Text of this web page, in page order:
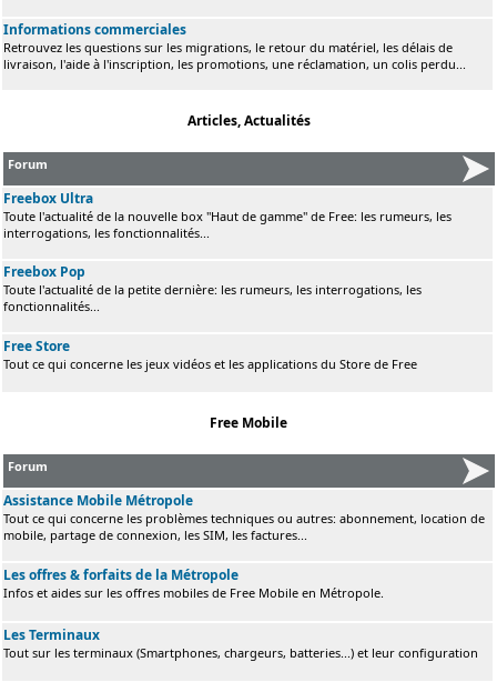
Informations commerciales
Retrouvez les questions sur les migrations, le retour du matériel, les délais de
livraison, l'aide à l'inscription, les promotions, une réclamation, un colis perdu...
Articles, Actualités
Forum
Freebox Ultra
Toute l'actualité de la nouvelle box "Haut de gamme" de Free: les rumeurs, les
interrogations, les fonctionnalités...
Freebox Pop
Toute l'actualité de la petite dernière: les rumeurs, les interrogations, les
fonctionnalités...
Free Store
Tout ce qui concerne les jeux vidéos et les applications du Store de Free
Free Mobile
Forum
Assistance Mobile Métropole
Tout ce qui concerne les problèmes techniques ou autres: abonnement, location de
mobile, partage de connexion, les SIM, les factures...
Les offres & forfaits de la Métropole
Infos et aides sur les offres mobiles de Free Mobile en Métropole.
Les Terminaux
Tout sur les terminaux (Smartphones, chargeurs, batteries...) et leur configuration